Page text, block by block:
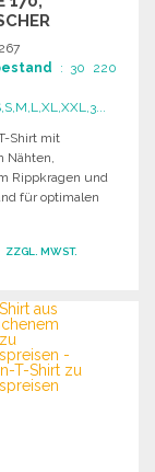
K
G
: 30 220
Shirt mit
Nähten,
Rippkragen und
für optimalen
ZZGL. MWST.
anfordern